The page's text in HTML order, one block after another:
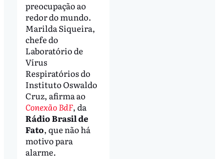
preocupação ao
redor do mundo.
Marilda Siqueira,
chefe do
Laboratório de
Vírus
Respiratórios do
Instituto Oswaldo
Cruz, afirma ao
Conexão BdF, da
Rádio Brasil de
Fato, que não há
motivo para
alarme.